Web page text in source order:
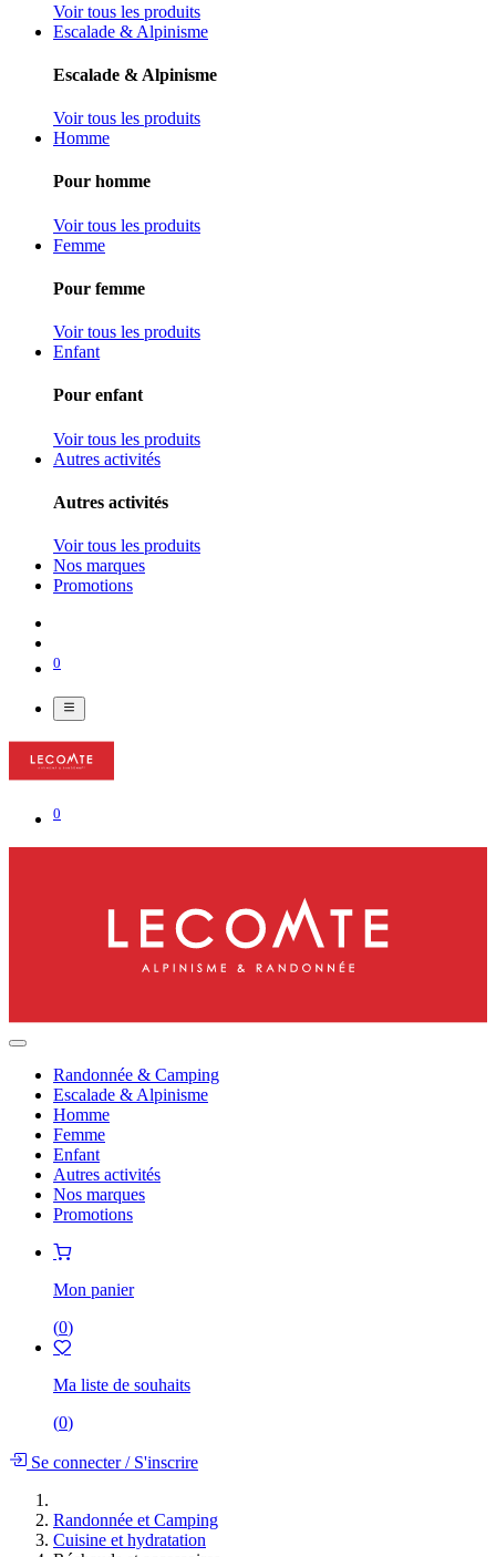
Voir tous les produits
Escalade & Alpinisme
Escalade & Alpinisme
Voir tous les produits
Homme
Pour homme
Voir tous les produits
Femme
Pour femme
Voir tous les produits
Enfant
Pour enfant
Voir tous les produits
Autres activités
Autres activités
Voir tous les produits
Nos marques
Promotions
0
0
Randonnée & Camping
Escalade & Alpinisme
Homme
Femme
Enfant
Autres activités
Nos marques
Promotions
Mon panier
(0)
Ma liste de souhaits
(0)
Se connecter/S'inscrire
Randonnée et Camping
Cuisine et hydratation